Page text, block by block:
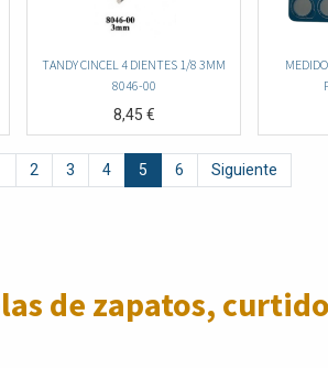
TANDY CINCEL 4 DIENTES 1/8 3MM
8046-00
8,45€
2 3 4 5 6 Siguiente
de zapatos,